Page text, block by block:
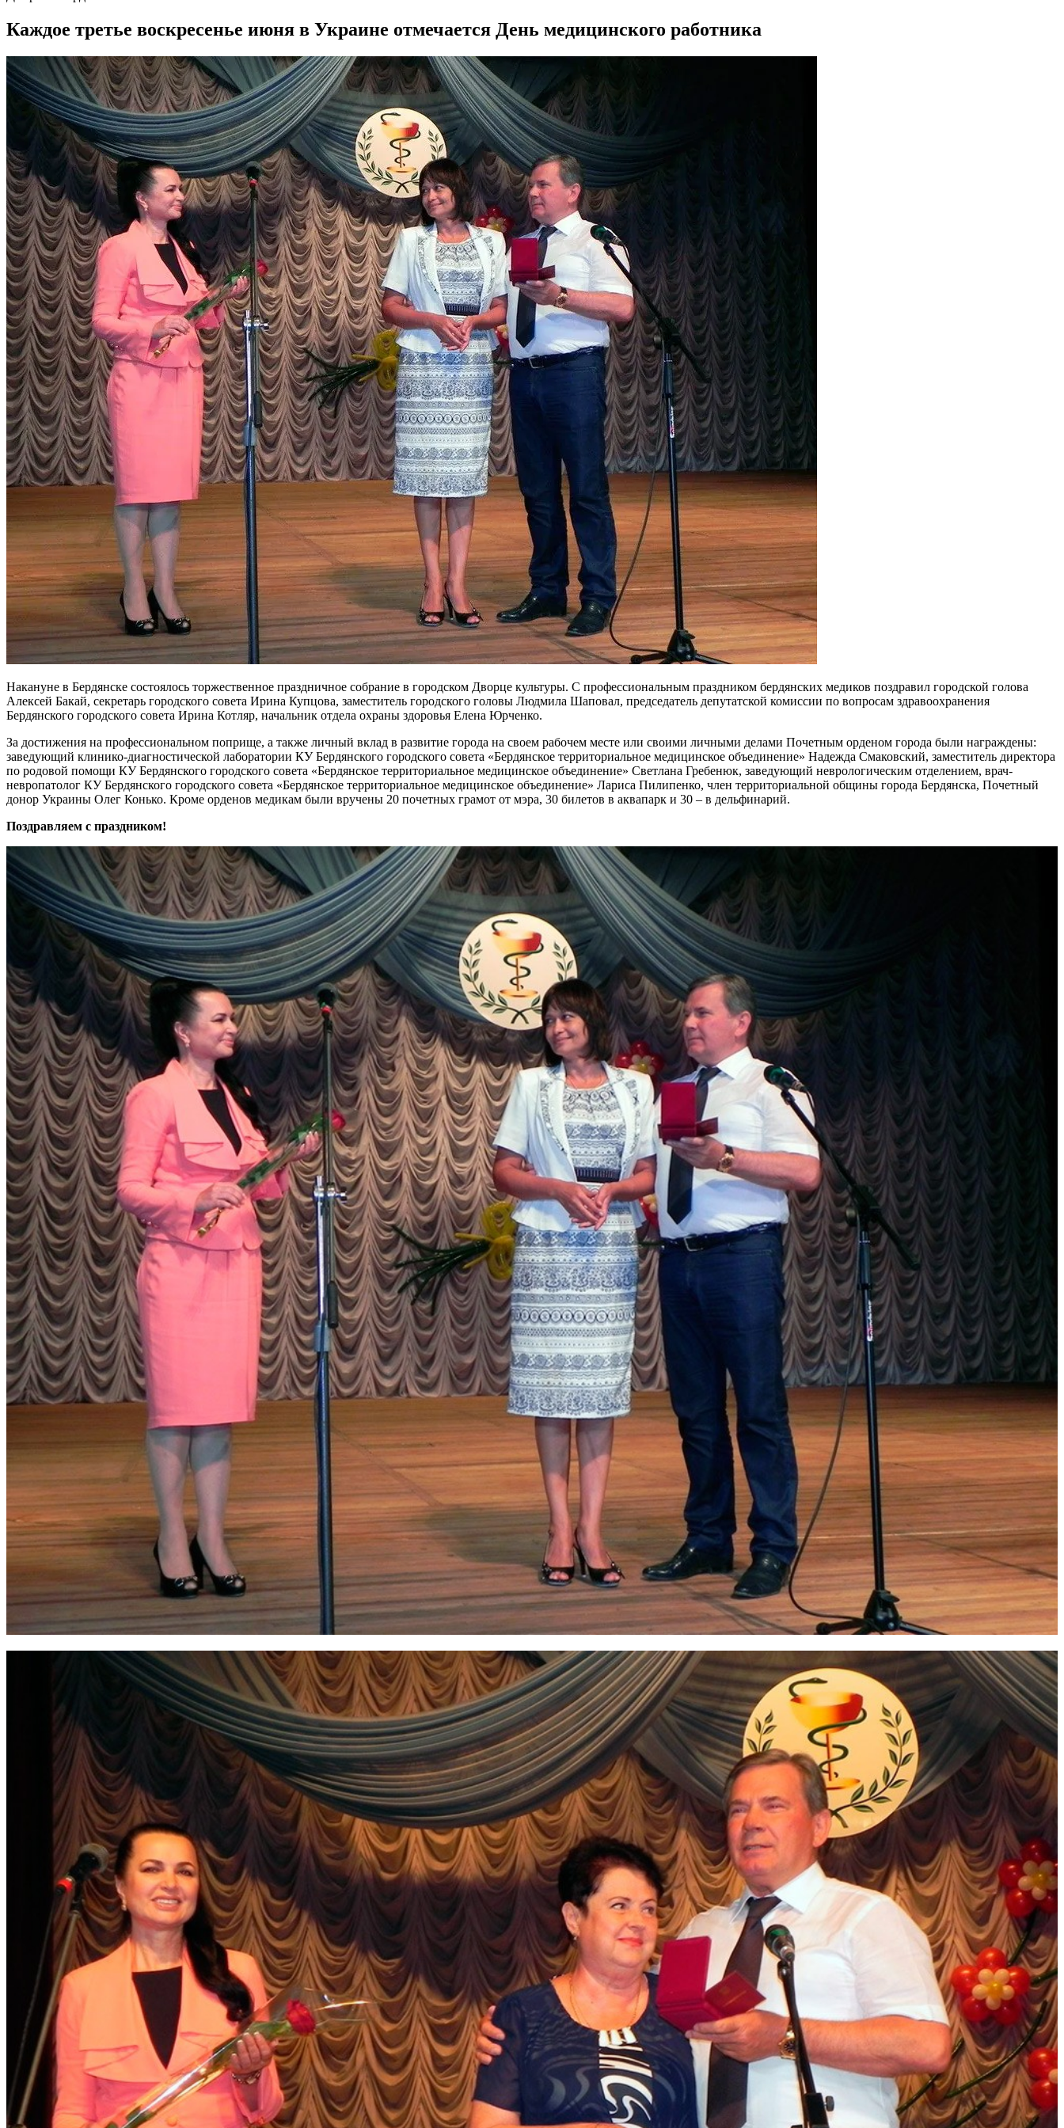
Каждое третье воскресенье июня в Украине отмечается День медицинского работника
Накануне в Бердянске состоялось торжественное праздничное собрание в городском Дворце культуры. С профессиональным праздником бердянских медиков поздравил городской голова
Алексей Бакай, секретарь городского совета Ирина Купцова, заместитель городского головы Людмила Шаповал, председатель депутатской комиссии по вопросам здравоохранения
Бердянского городского совета Ирина Котляр, начальник отдела охраны здоровья Елена Юрченко.
За достижения на профессиональном поприще, а также личный вклад в развитие города на своем рабочем месте или своими личными делами Почетным орденом города были награждены:
заведующий клинико-диагностической лаборатории КУ Бердянского городского совета «Бердянское территориальное медицинское объединение» Надежда Смаковский, заместитель директора
по родовой помощи КУ Бердянского городского совета «Бердянское территориальное медицинское объединение» Светлана Гребенюк, заведующий неврологическим отделением, врач-
невропатолог КУ Бердянского городского совета «Бердянское территориальное медицинское объединение» Лариса Пилипенко, член территориальной общины города Бердянска, Почетный
донор Украины Олег Конько. Кроме орденов медикам были вручены 20 почетных грамот от мэра, 30 билетов в аквапарк и 30 – в дельфинарий.
Поздравляем с праздником!